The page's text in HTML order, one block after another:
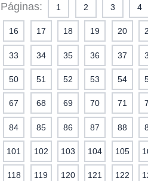
Páginas: 1 2 3 4
16 17 18 19 20
33 34 35 36 37
50 51 52 53 54
67 68 69 70 71
84 85 86 87 88
101 102 103 104 105
118 119 120 121 122